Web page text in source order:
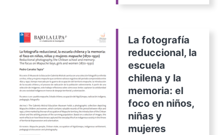
La fotografía
reduccional, la
escuela
chilena y la
memoria: el
foco en niños,
niñas y
mujeres